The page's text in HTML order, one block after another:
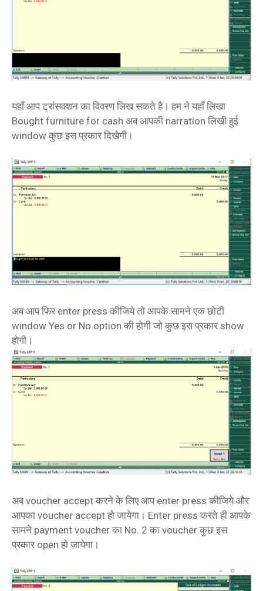
यहाँ आप ट्रांसक्शन का विवरण लिख सकते है। हम ने यहाँ लिखा
Bought furniture for cash अब आपकी narration लिखी हुई
window कुछ इस प्रकार दिखेगी।
अब आप फिर enter press कीजिये तो आपके सामने एक छोटी
window Yes or No option की होगी जो कुछ इस प्रकार show
होगी।
अब voucher accept करने के लिए आप enter press कीजिये और
आपका voucher accept हो जायेगा। Enter press करते ही आपके
सामने payment voucher का No. 2 का voucher कुछ इस
प्रकार open हो जायेगा।